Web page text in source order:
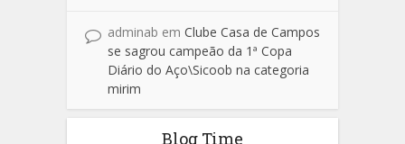
adminab em Clube Casa de Campos
se sagrou campeão da 1ª Copa
Diário do Aço\Sicoob na categoria
mirim
Blog Time